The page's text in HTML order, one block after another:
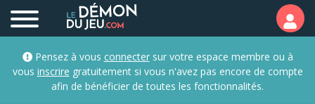
Pensez à vous connectersur votre espace membre ou à
vous inscrire gratuitement si vous n'avez pas encore de compte
afin de bénéficier de toutes les fonctionnalités.